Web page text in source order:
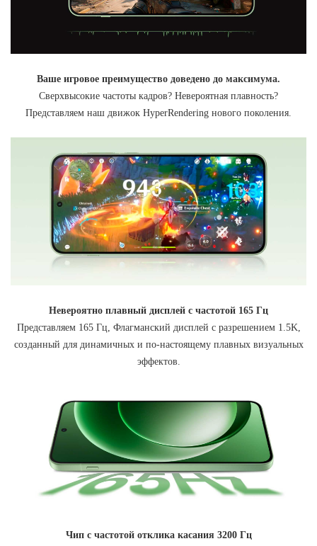
Ваше игровое преимущество доведено до максимума.
Сверхвысокие частоты кадров? Невероятная плавность?
Представляем наш движок HyperRendering нового поколения.
Невероятно плавный дисплей с частотой 165 Гц
Представляем 165 Гц, Флагманский дисплей с разрешением 1.5K,
созданный для динамичных и по-настоящему плавных визуальных
эффектов.
Чип с частотой отклика касания 3200 Гц